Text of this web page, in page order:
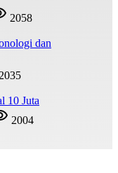
2058
dan
2035
10 Juta
2004